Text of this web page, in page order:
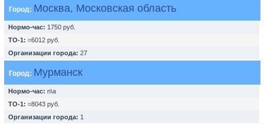
Город: Москва, Московская область
Нормо-час: 1750 руб.
ТО-1: ≈6012 руб.
Организации города: 27
Город: Мурманск
Нормо-час: n\a
ТО-1: ≈8043 руб.
Организации города: 1